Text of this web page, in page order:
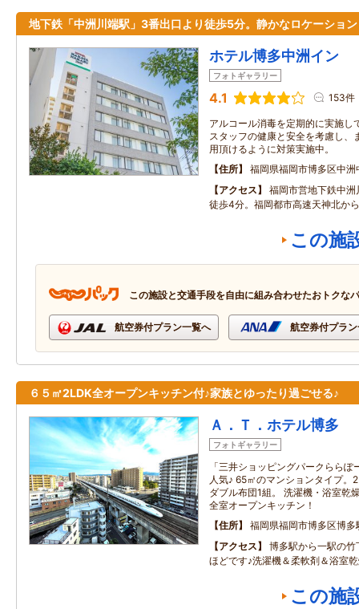
地下鉄「中洲川端駅」3番出口より徒歩5分。静かなロケーション
ホテル博多中洲イン
フォトギャラリー
4.1 153件
アルコール消毒を定期的に実施し
スタッフの健康と安全を考慮し、
用頂けるように対策実施中。
住所
福岡県福岡市博多区中
アクセス
福岡市営地下鉄中
徒歩4分。福岡都市高速天神北か
この施
この施設と交通手段を自由に組み合わせたおトクな
航空券付プラン一覧へ 航空券付プラ
６５㎡2LDK全オープンキッチン付♪家族とゆったり過ごせる♪
Ａ．Ｔ．ホテル博多
フォトギャラリー
「三井ショッピングパークらら
人気♪ 65㎡のマンションタイプ。
ダブル布団1組。 洗濯機・浴室乾
全室オープンキッチン！
住所
福岡県福岡市博多区博
アクセス
博多駅から一駅の竹
ほどです♪洗濯機＆柔軟剤＆浴室
この施